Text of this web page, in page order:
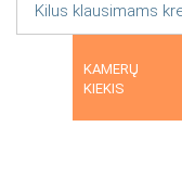
Kilus klausimams
KAMERŲ
KIEKIS